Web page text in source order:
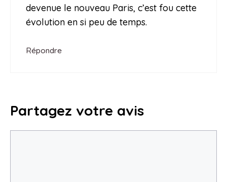
devenue le nouveau Paris, c’est fou cette
évolution en si peu de temps.
Répondre
Partagez votre avis